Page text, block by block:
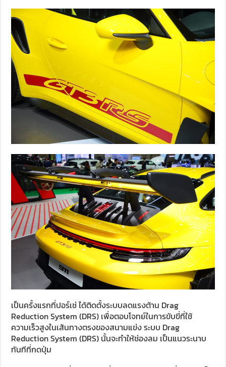
เป็นครั้งแรกที่ปอร์เช่ ได้ติดตั้งระบบลดแรงต้าน Drag
Reduction System (DRS) เพื่อตอบโจทย์ในการขับขี่ที่ใช้
ความเร็วสูงในเส้นทางตรงของสนามแข่ง ระบบ Drag
Reduction System (DRS) นั้นจะทำให้ช่องลม เป็นแนวระนาบ
ทันทีที่กดปุ่ม